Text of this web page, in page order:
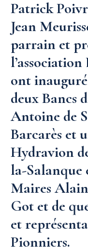
Patrick
Jean
parrain et
ont
deux Bancs
Antoine de
Barcarès et
Hydravion
la-Salanque
Maires
Got et de
et
Pionniers.